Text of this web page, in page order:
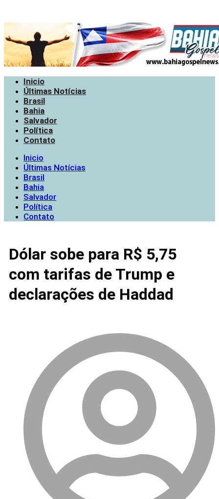
Inicio
Últimas Notícias
Brasil
Bahia
Salvador
Política
Contato
Inicio
Últimas Notícias
Brasil
Bahia
Salvador
Política
Contato
Dólar sobe para R$ 5,75
com tarifas de Trump e
declarações de Haddad